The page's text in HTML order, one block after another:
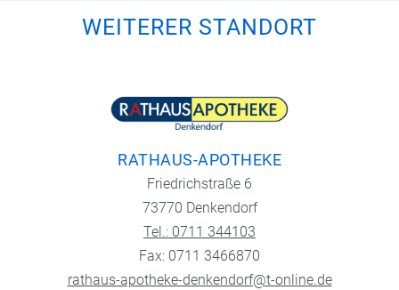
WEITERER STANDORT
RATHAUS-APOTHEKE
Friedrichstraße 6
73770 Denkendorf
Tel.: 0711 344103
Fax: 0711 3466870
rathaus-apotheke-denkendorf@t-online.de